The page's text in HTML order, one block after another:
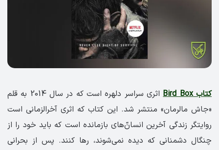
کتاب Bird Box
اثری سراسر دلهره است که در سال 2014 به قلم
«جاش مالرمان» منتشر شد. این کتاب که اثری آخرالزمانی است
روایتگر زندگی آخرین انسان‌ّهای بازمانده است که باید خود را از
چنگال دشمنانی که دیده نمی‌شوند، رها کنند. پس از بحرانی